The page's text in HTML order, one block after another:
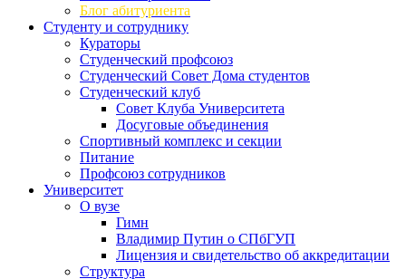
Блог абитуриента
Студенту и сотруднику
Кураторы
Студенческий профсоюз
Студенческий Совет Дома студентов
Студенческий клуб
Совет Клуба Университета
Досуговые объединения
Спортивный комплекс и секции
Питание
Профсоюз сотрудников
Университет
О вузе
Гимн
Владимир Путин о СПбГУП
Лицензия и свидетельство об аккредитации
Структура